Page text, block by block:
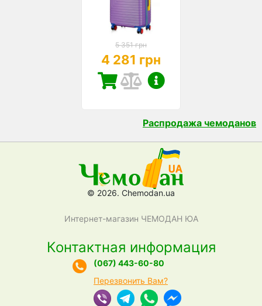
5 351 грн
4 281 грн
Распродажа чемоданов
© 2026. Chemodan.ua
Интернет-магазин ЧЕМОДАН ЮА
Контактная информация
(067) 443-60-80
Перезвонить Вам?